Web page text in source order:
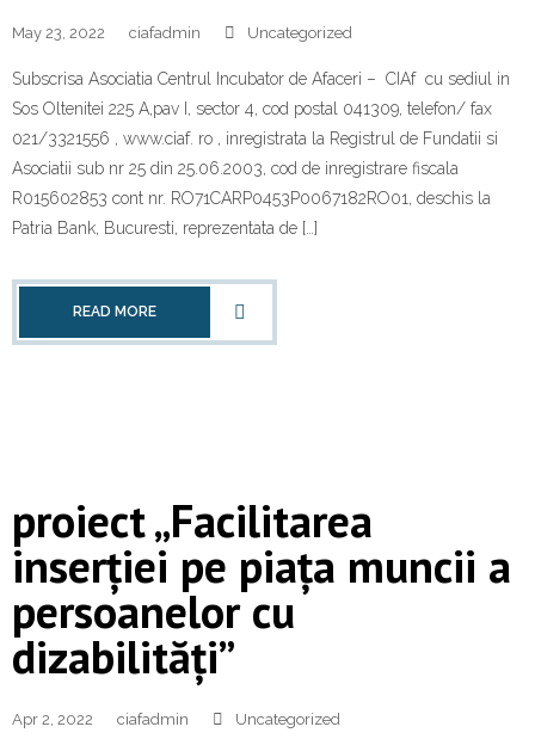
May 23, 2022 ciafadmin Uncategorized
Subscrisa Asociatia Centrul Incubator de Afaceri – CIAf cu sediul in
Sos Oltenitei 225 A,pav I, sector 4, cod postal 041309, telefon/ fax
021/3321556 , www.ciaf. ro , inregistrata la Registrul de Fundatii si
Asociatii sub nr 25 din 25.06.2003, cod de inregistrare fiscala
R015602853 cont nr. RO71CARP0453P0067182RO01, deschis la
Patria Bank, Bucuresti, reprezentata de […]
READ MORE
proiect „Facilitarea
inserției pe piața muncii a
persoanelor cu
dizabilități”
Apr 2, 2022 ciafadmin Uncategorized